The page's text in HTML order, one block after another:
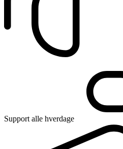
Support alle hverdage